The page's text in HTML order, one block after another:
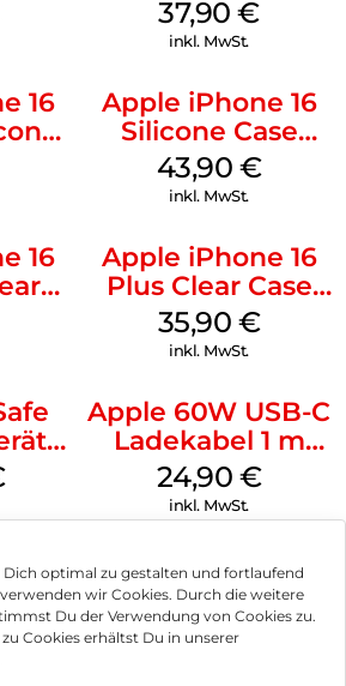
Dich optimal zu gestalten und fortlaufend
wir Cookies. Durch die weitere
Du der Verwendung von Cookies zu.
Cookies erhältst Du in unserer
Green
37,90€
inkl. MwSt.
16
Apple iPhone 16
Silicone Case
MagSafe Plum
43,90 €
inkl. MwSt.
16
Apple iPhone 16
Plus Clear Case
MagSafe
Transparent
35,90 €
inkl. MwSt.
Apple 60W USB-C
Ladekabel 1 m
Weiß
24,90 €
inkl. MwSt.